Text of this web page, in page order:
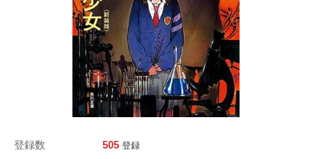
登録数 505 登録